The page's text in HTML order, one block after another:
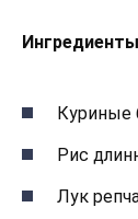
Куриные
Рис
Лук